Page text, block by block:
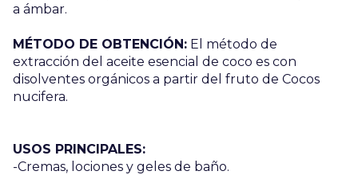
a ámbar.
MÉTODO DE OBTENCIÓN: El método de
extracción del aceite esencial de coco es con
disolventes orgánicos a partir del fruto de Cocos
nucifera.
USOS PRINCIPALES:
-Cremas, lociones y geles de baño.